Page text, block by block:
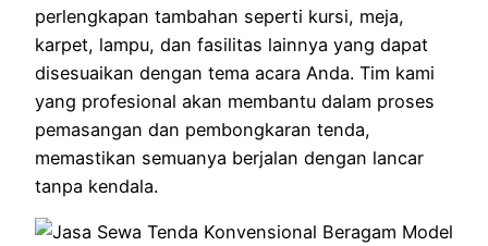
perlengkapan tambahan seperti kursi, meja,
karpet, lampu, dan fasilitas lainnya yang dapat
disesuaikan dengan tema acara Anda. Tim kami
yang profesional akan membantu dalam proses
pemasangan dan pembongkaran tenda,
memastikan semuanya berjalan dengan lancar
tanpa kendala.